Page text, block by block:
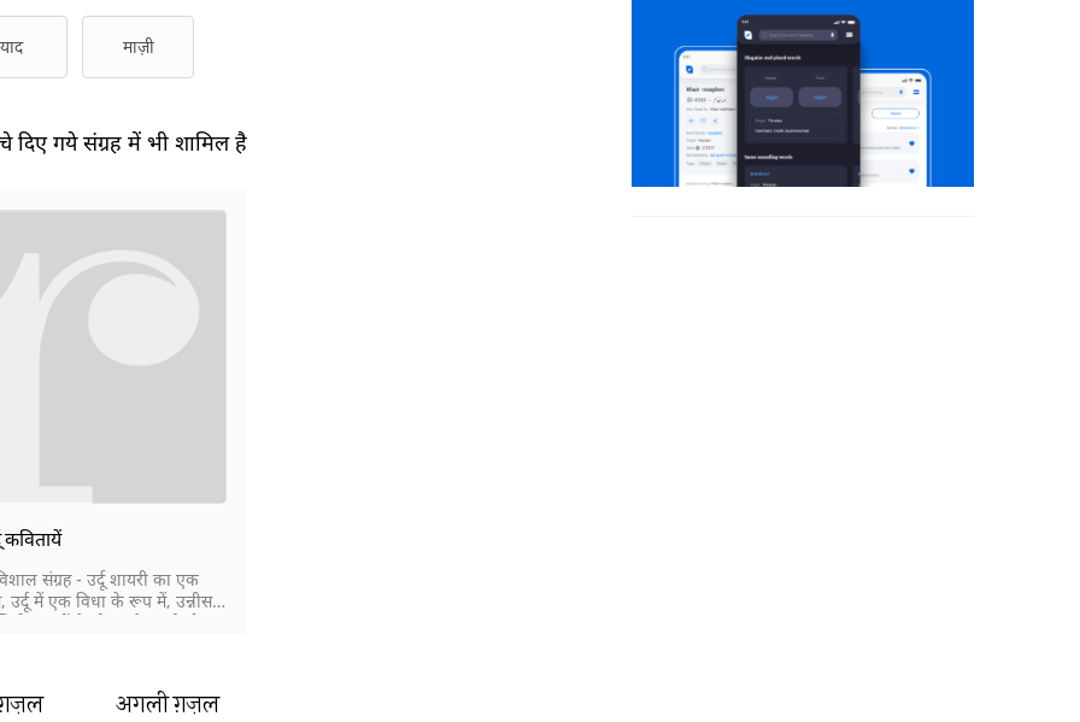
याद माज़ी
दिए गये संग्रह में भी शामिल है
कवितायें
संग्रह - उर्दू शायरी का एक
उर्दू में एक विधा के रूप में, उन्नीसवीं
(गद्द-कविता) भी उर्दू में स्थापित
अगली ग़ज़ल